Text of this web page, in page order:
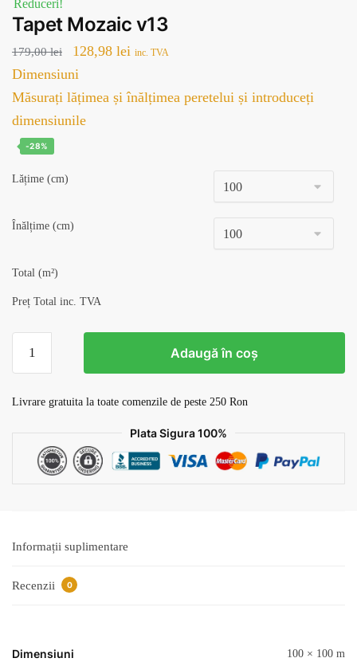
Reduceri!
Tapet Mozaic v13
179,00lei
Prețul
inițial
a
fost:
128,98 lei Prețul
este:
inc. TVA
Dimensiuni
Măsurați lățimea și înălțimea peretelui și introduceți
dimensiunile
-28%
Lățime (cm)
Înălțime (cm)
Total (m²)
Preț Total inc. TVA
Tapet
v13
Adaugă în coș
Livrare gratuita la toate comenzile de peste 250 Ron
Plata Sigura 100%
Informații suplimentare
Recenzii 0
Dimensiuni 100 × 100 m